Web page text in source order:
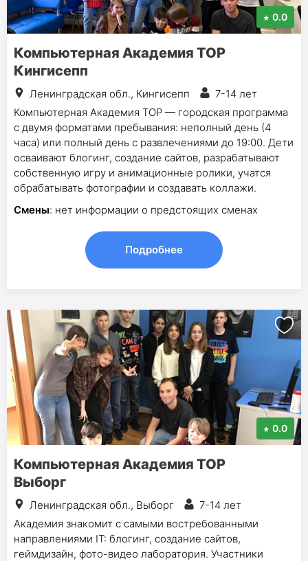
0.0
Компьютерная Академия ТОР
Кингисепп
Ленинградская обл., Кингисепп
7-14 лет
Компьютерная Академия ТОР — городская программа
с двумя форматами пребывания: неполный день (4
часа) или полный день с развлечениями до 19:00. Дети
осваивают блогинг, создание сайтов, разрабатывают
собственную игру и анимационные ролики, учатся
обрабатывать фотографии и создавать коллажи.
Смены: нет информации о предстоящих сменах
Подробнее
0.0
Компьютерная Академия ТОР
Выборг
Ленинградская обл., Выборг
7-14 лет
Академия знакомит с самыми востребованными
направлениями IT: блогинг, создание сайтов,
геймдизайн, фото-видео лаборатория. Участники